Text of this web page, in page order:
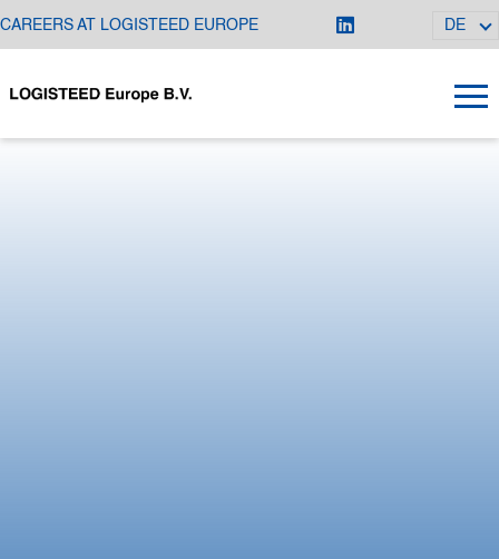
CAREERS AT LOGISTEED EUROPE DE